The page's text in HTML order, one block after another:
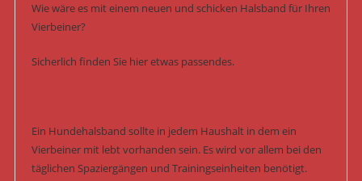
Wie wäre es mit einem neuen und schicken Halsband für Ihren
Vierbeiner?
Sicherlich finden Sie hier etwas passendes.
Ein Hundehalsband sollte in jedem Haushalt in dem ein
Vierbeiner mit lebt vorhanden sein. Es wird vor allem bei den
täglichen Spaziergängen und Trainingseinheiten benötigt.